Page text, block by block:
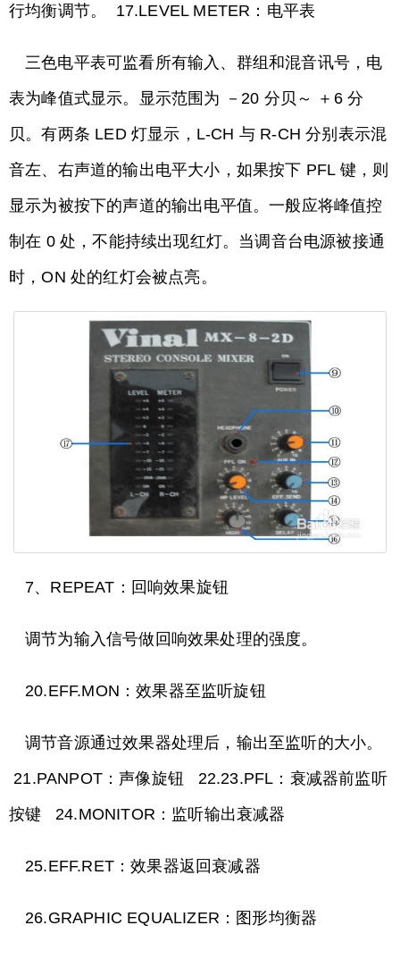
行均衡调节。 17.LEVEL METER：电平表
三色电平表可监看所有输入、群组和混音讯号，电
表为峰值式显示。显示范围为 －20 分贝～ ＋6 分
贝。有两条 LED 灯显示，L-CH 与 R-CH 分别表示混
音左、右声道的输出电平大小，如果按下 PFL 键，则
显示为被按下的声道的输出电平值。一般应将峰值控
制在 0 处，不能持续出现红灯。当调音台电源被接通
时，ON 处的红灯会被点亮。
7、REPEAT：回响效果旋钮
调节为输入信号做回响效果处理的强度。
20.EFF.MON：效果器至监听旋钮
调节音源通过效果器处理后，输出至监听的大小。
21.PANPOT：声像旋钮 22.23.PFL：衰减器前监听
按键 24.MONITOR：监听输出衰减器
25.EFF.RET：效果器返回衰减器
26.GRAPHIC EQUALIZER：图形均衡器